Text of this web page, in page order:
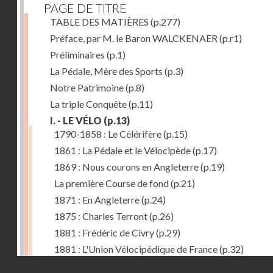
PAGE DE TITRE
TABLE DES MATIÈRES (p.277)
Préface, par M. le Baron WALCKENAER (p.r1)
Préliminaires (p.1)
La Pédale, Mère des Sports (p.3)
Notre Patrimoine(p.8)
La triple Conquête(p.11)
I. - LE VÉLO (p.13)
1790-1858 : Le Célérifère(p.15)
1861 : La Pédale et le Vélocipède(p.17)
1869 : Nous courons en Angleterre(p.19)
La première Course de fond(p.21)
1871 : En Angleterre(p.24)
1875 : Charles Terront(p.26)
1881 : Frédéric de Civry(p.29)
1881 : L'Union Vélocipédique de France(p.32)